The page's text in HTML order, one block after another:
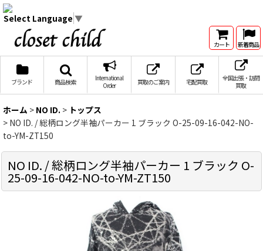
Select Language ▼
カート 新着商品
ブランド 商品検索
International
Order
買取のご案内 宅配買取
全国出張・訪問
買取
ホーム > NO ID. > トップス
> NO ID. / 総柄ロング半袖パーカー 1 ブラック O-25-09-16-042-NO-
to-YM-ZT150
NO ID. / 総柄ロング半袖パーカー 1 ブラック O-
25-09-16-042-NO-to-YM-ZT150